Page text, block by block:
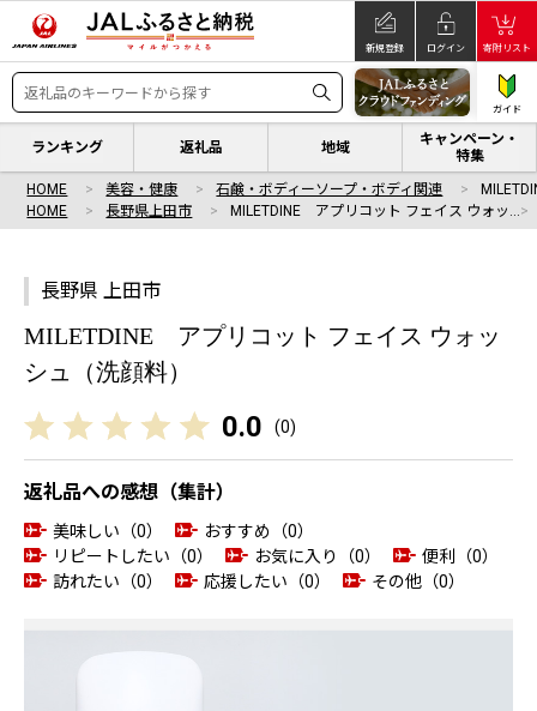
新規登録 ログイン 寄附リスト
ガイド
ランキング 返礼品 地域
キャンペーン・
特集
HOME 美容・健康 石鹸・ボディーソープ・ボディ関連
HOME
長野県上田市 MILETDINE アプリコット フェイス ウォッ…
長野県 上田市
MILETDINE アプリコット フェイス ウォッ
シュ（洗顔料）
0.0 (0)
返礼品への感想（集計）
美味しい（0）
おすすめ（0）
リピートしたい（0）
お気に入り（0）
便利（0）
訪れたい（0）
応援したい（0） その他（0）